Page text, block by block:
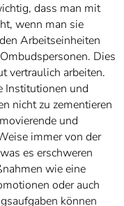
dass man mit
wenn man sie
Arbeitseinheiten
Dies
vertraulich arbeiten.
Institutionen und
nicht zu zementieren
und
immer von der
es erschweren
wie eine
oder auch
können